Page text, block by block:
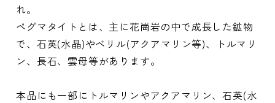
れ。
ペグマタイトとは、主に花崗岩の中で成長した鉱物
で、石英(水晶)やベリル(アクアマリン等)、トルマリ
ン、長石、雲母等があります。
本品にも一部にトルマリンやアクアマリン、石英(水